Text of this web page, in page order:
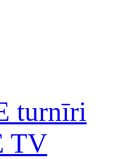
turnīri
TV